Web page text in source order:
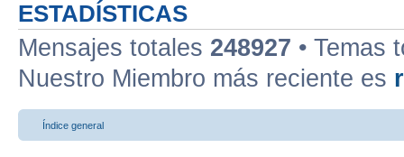
ESTADÍSTICAS
Mensajes totales 248927 • Temas
Nuestro Miembro más reciente es
Índice general